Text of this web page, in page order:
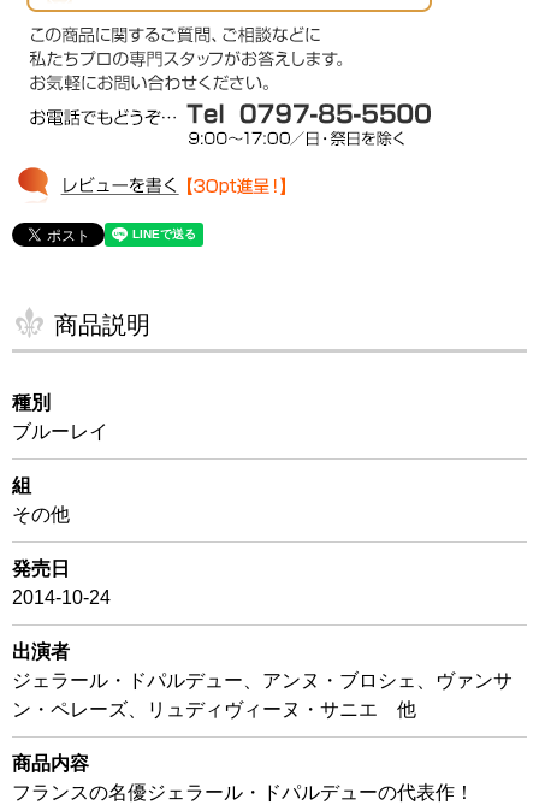
商品説明
種別
ブルーレイ
組
その他
発売日
2014-10-24
出演者
ジェラール・ドパルデュー、アンヌ・ブロシェ、ヴァンサ
ン・ペレーズ、リュディヴィーヌ・サニエ 他
商品内容
フランスの名優ジェラール・ドパルデューの代表作！